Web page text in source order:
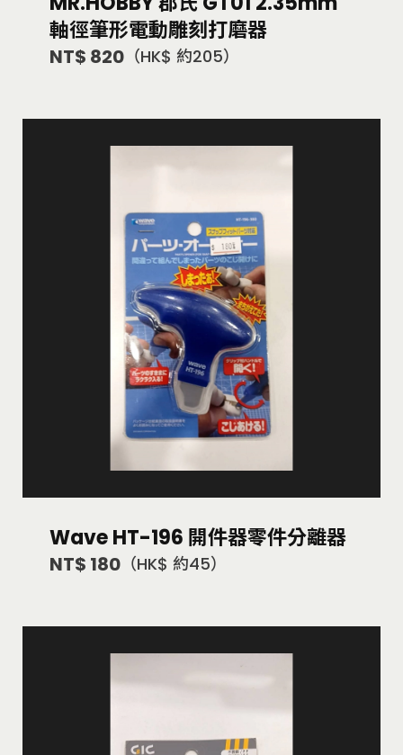
軸徑筆形電動雕刻打磨器
NT$ 820 （HK$ 約205）
Wave HT-196 開件器零件分離器
NT$ 180 （HK$ 約45）